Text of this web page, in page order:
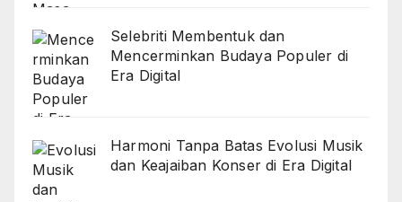
Selebriti Membentuk dan
Mencerminkan Budaya Populer di
Era Digital
Harmoni Tanpa Batas Evolusi Musik
dan Keajaiban Konser di Era Digital